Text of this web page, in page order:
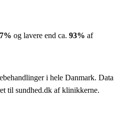
7% og lavere end ca. 93% af
i hele Danmark. Data
til sundhed.dk af klinikkerne.